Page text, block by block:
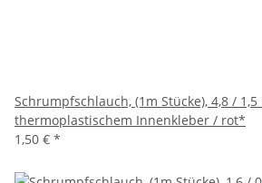
Schrumpfschlauch, (1m Stücke), 4,8 /
thermoplastischem Innenkleber / rot*
1,50 € *